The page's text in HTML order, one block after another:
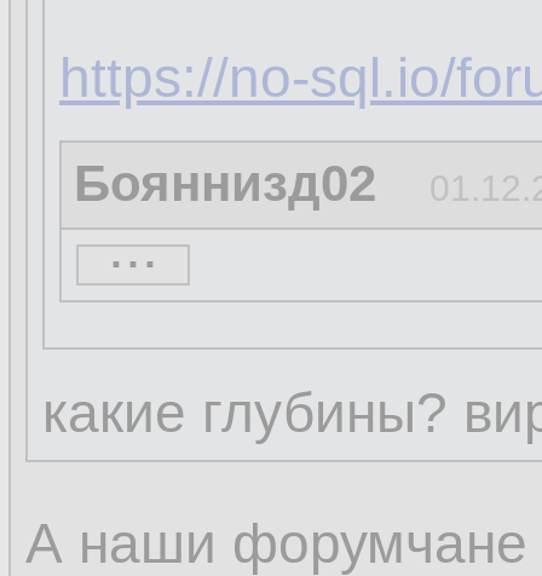
https://no-sql.io/
Бояннизд02
......
какие глубины?
А наши форумчане